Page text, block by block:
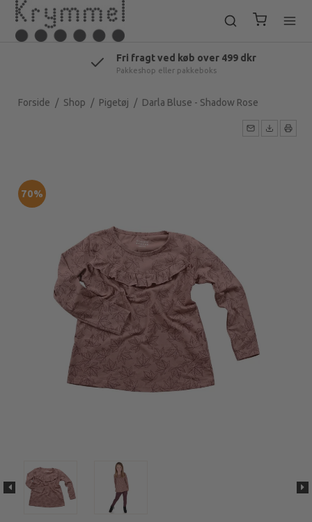
Fri fragt ved køb over 499 dkr
Pakkeshop eller pakkeboks
Forside / Shop / Pigetøj / Darla Bluse - Shadow Rose
70%